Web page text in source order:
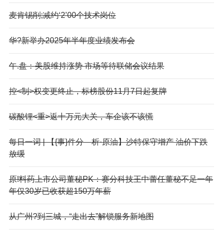
麦肯锡削;减约‘2’00个技术岗位
华?新举办2025年半年度业绩发布会
午.盘：美股维持涨势 市场等待联储会议结果
控<制>权变更终止，标榜股份11月7日起复牌
碳酸锂<重>返十万元大关，车企该不该慌
每日一词 | 【{事}件分—析·原油】沙特保守增产 油价下跌
放缓
原!料药上市公司董秘PK：赛分科技王中蕾任董秘不足一年
年仅30岁已收获超150万年薪
从广州?到三城，“走出去”解锁服务新地图